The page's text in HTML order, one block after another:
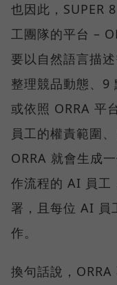
也因此，SUPER
工團隊的平台 –
要以自然語言描
整理競品動態、9
或依照 ORRA 平
員工的權責範圍
ORRA 就會生成
作流程的 AI 員工
署，且每位 AI 員
作。
換句話說，